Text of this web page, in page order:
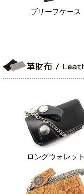
ブリーフケース
ロングウォレット